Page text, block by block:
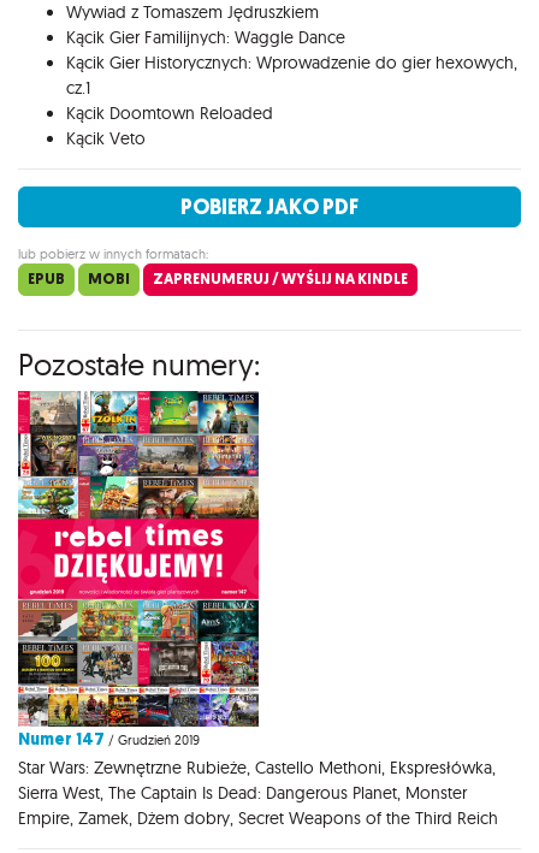
Wywiad z Tomaszem Jędruszkiem
Kącik Gier Familijnych: Waggle Dance
Kącik Gier Historycznych: Wprowadzenie do gier hexowych,
cz.1
Kącik Doomtown Reloaded
Kącik Veto
POBIERZ JAKO PDF
lub pobierz w innych formatach:
EPUB MOBI ZAPRENUMERUJ / WYŚLIJ NA KINDLE
Pozostałe numery:
Numer 147 / Grudzień 2019
Star Wars: Zewnętrzne Rubieże, Castello Methoni, Ekspresłówka,
Sierra West, The Captain Is Dead: Dangerous Planet, Monster
Empire, Zamek, Dżem dobry, Secret Weapons of the Third Reich